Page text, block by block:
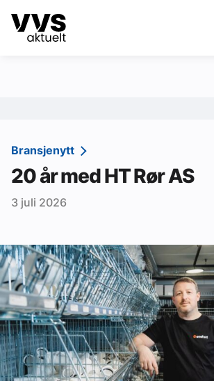
Kategorier
Sanitær
Ventilasjon
Varme og energi
Vann og avløp
Aktuelle prosjekter
Om VVS Aktuelt
Kontakt oss:
Bransjenytt
20 år med HT Rør AS
3 juli 2026